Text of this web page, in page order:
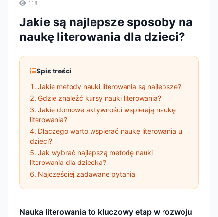
118
Jakie są najlepsze sposoby na
naukę literowania dla dzieci?
Spis treści
Jakie metody nauki literowania są najlepsze?
Gdzie znaleźć kursy nauki literowania?
Jakie domowe aktywności wspierają naukę
literowania?
Dlaczego warto wspierać naukę literowania u
dzieci?
Jak wybrać najlepszą metodę nauki
literowania dla dziecka?
Najczęściej zadawane pytania
Nauka literowania to kluczowy etap w rozwoju